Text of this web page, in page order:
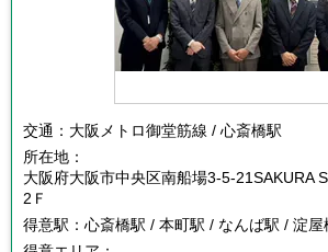
交通： 大阪メトロ御堂筋線 / 心斎橋駅
所在地：
大阪府大阪市中央区南船場3-5-21SAKURA
2Ｆ
得意駅： 心斎橋駅 / 本町駅 / なんば駅 / 淀屋